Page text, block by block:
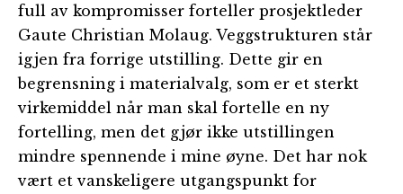
full av kompromisser forteller prosjektleder
Gaute Christian Molaug. Veggstrukturen står
igjen fra forrige utstilling. Dette gir en
begrensning i materialvalg, som er et sterkt
virkemiddel når man skal fortelle en ny
fortelling, men det gjør ikke utstillingen
mindre spennende i mine øyne. Det har nok
vært et vanskeligere utgangspunkt for